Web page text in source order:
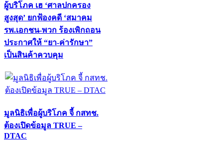
ผู้บริโภค เฮ ‘ศาลปกครอง
สูงสุด’ ยกฟ้องคดี ‘สมาคม
รพ.เอกชน-พวก ร้องเพิกถอน
ประกาศให้ “ยา-ค่ารักษา”
เป็นสินค้าควบคุม
มูลนิธิเพื่อผู้บริโภค จี้ กสทช.
ต้องเปิดข้อมูล TRUE –
DTAC